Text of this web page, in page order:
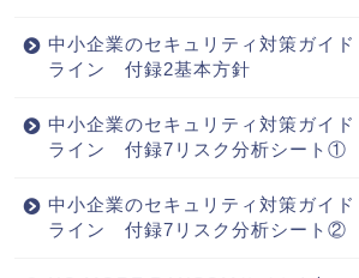
中小企業のセキュリティ対策ガイド
ライン 付録2基本方針
中小企業のセキュリティ対策ガイド
ライン 付録7リスク分析シート①
中小企業のセキュリティ対策ガイド
ライン 付録7リスク分析シート②